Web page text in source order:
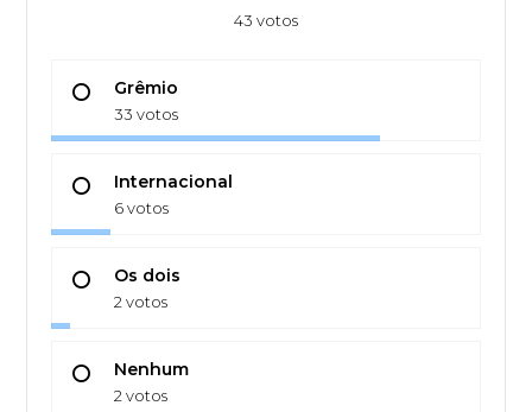
43 votos
Grêmio
33 votos
Internacional
6 votos
Os dois
2 votos
Nenhum
2 votos